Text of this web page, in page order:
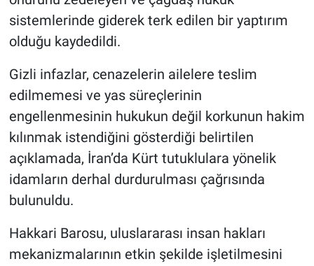
sistemlerinde giderek terk edilen bir yaptırım
olduğu kaydedildi.
Gizli infazlar, cenazelerin ailelere teslim
edilmemesi ve yas süreçlerinin
engellenmesinin hukukun değil korkunun hakim
kılınmak istendiğini gösterdiği belirtilen
açıklamada, İran’da Kürt tutuklulara yönelik
idamların derhal durdurulması çağrısında
bulunuldu.
Hakkari Barosu, uluslararası insan hakları
mekanizmalarının etkin şekilde işletilmesini